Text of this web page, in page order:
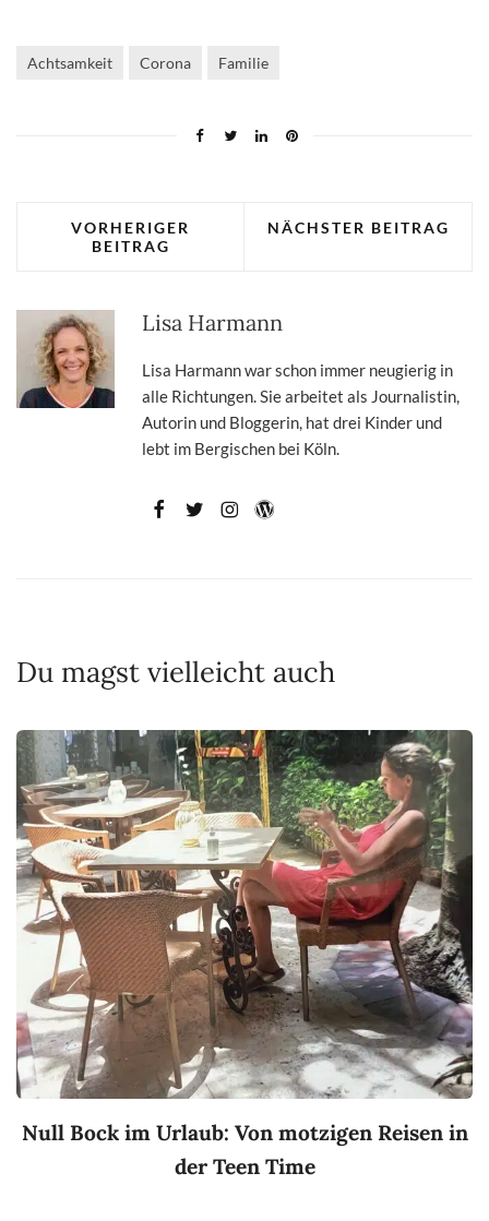
Achtsamkeit Corona Familie
VORHERIGER
BEITRAG
NÄCHSTER BEITRAG
Lisa Harmann
Lisa Harmann war schon immer neugierig in
alle Richtungen. Sie arbeitet als Journalistin,
Autorin und Bloggerin, hat drei Kinder und
lebt im Bergischen bei Köln.
Du magst vielleicht auch
Null Bock im Urlaub: Von motzigen Reisen in
der Teen Time